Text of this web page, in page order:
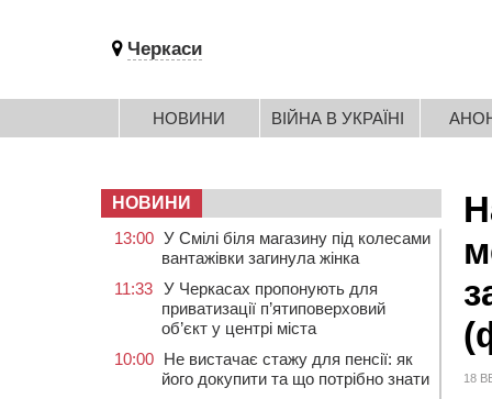
Черкаси
НОВИНИ ВІЙНА В УКРАЇНІ
18
НОВИНИ
13:00 У Смілі біля магазину під колесами
вантажівки загинула жінка
11:33 У Черкасах пропонують для
приватизації п’ятиповерховий
об’єкт у центрі міста
10:00 Не вистачає стажу для пенсії: як
його докупити та що потрібно знати